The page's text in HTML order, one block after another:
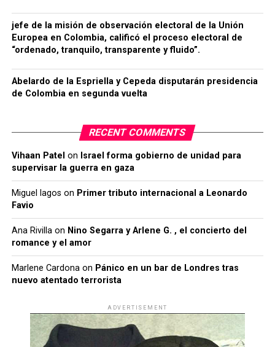
jefe de la misión de observación electoral de la Unión
Europea en Colombia, calificó el proceso electoral de
“ordenado, tranquilo, transparente y fluido”.
Abelardo de la Espriella y Cepeda disputarán presidencia
de Colombia en segunda vuelta
RECENT COMMENTS
Vihaan Patel on Israel forma gobierno de unidad para
supervisar la guerra en gaza
Miguel lagos on Primer tributo internacional a Leonardo
Favio
Ana Rivillaon Nino Segarra y Arlene G. , el concierto del
romance y el amor
Marlene Cardonaon Pánico en un bar de Londres tras
nuevo atentado terrorista
ADVERTISEMENT